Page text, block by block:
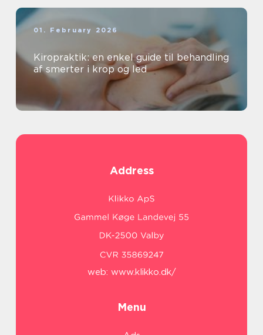
01. February 2026
Kiropraktik: en enkel guide til behandling
af smerter i krop og led
Address
web: www.klikko.dk/
Menu